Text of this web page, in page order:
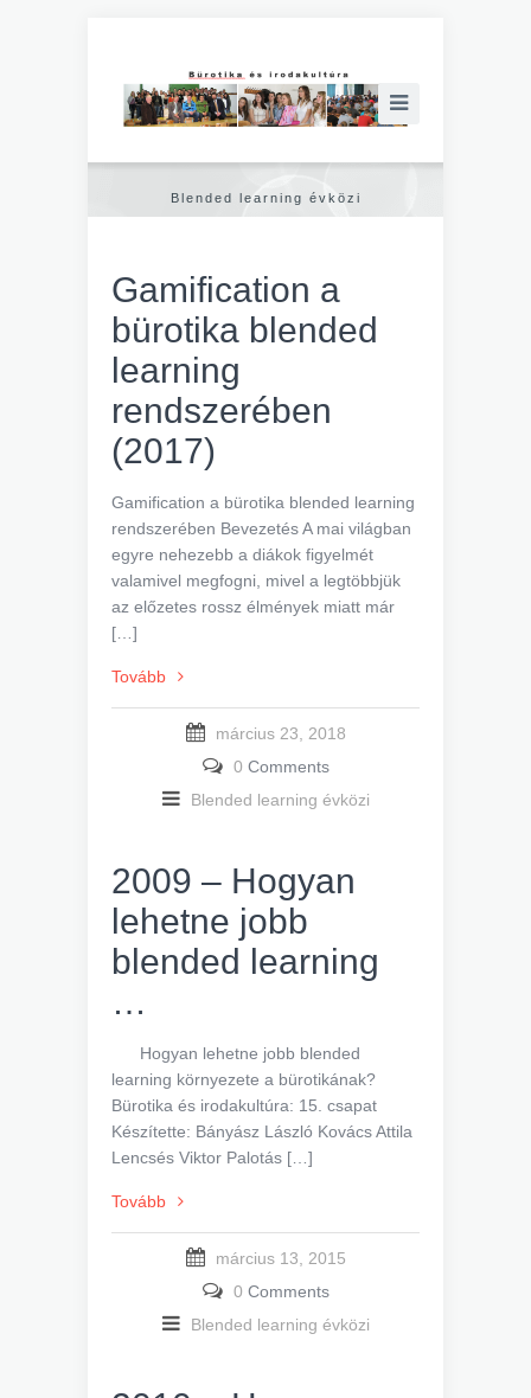
Blended learning évközi
Gamification a
bürotika blended
learning
rendszerében
(2017)
Gamification a bürotika blended learning
rendszerében Bevezetés A mai világban
egyre nehezebb a diákok figyelmét
valamivel megfogni, mivel a legtöbbjük
az előzetes rossz élmények miatt már
[…]
Tovább
március 23, 2018
0 Comments
Blended learning évközi
2009 – Hogyan
lehetne jobb
blended learning
…
Hogyan lehetne jobb blended
learning környezete a bürotikának?
Bürotika és irodakultúra: 15. csapat
Készítette: Bányász László Kovács Attila
Lencsés Viktor Palotás […]
Tovább
március 13, 2015
0 Comments
Blended learning évközi